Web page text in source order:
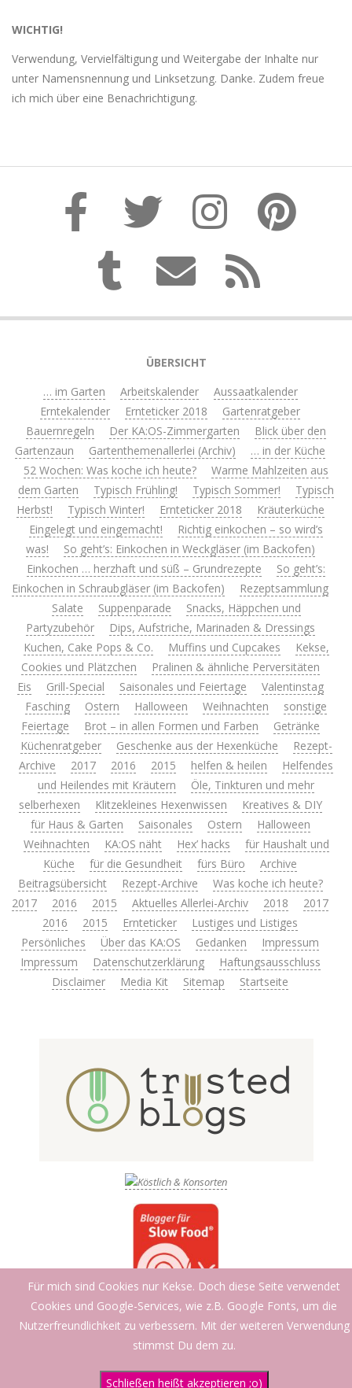
WICHTIG!
Verwendung, Vervielfältigung und Weitergabe der Inhalte nur
unter Namensnennung und Linksetzung. Danke. Zudem freue
ich mich über eine Benachrichtigung.
ÜBERSICHT
… im Garten
Arbeitskalender
Aussaatkalender
Erntekalender
Ernteticker 2018
Gartenratgeber
Bauernregeln
Der KA:OS-Zimmergarten
Blick über den
Gartenzaun
Gartenthemenallerlei (Archiv)
… in der Küche
52 Wochen: Was koche ich heute?
Warme Mahlzeiten aus
dem Garten
Typisch Frühling! Typisch Sommer!
Typisch
Herbst!
Typisch Winter! Ernteticker 2018
Kräuterküche
Eingelegt und eingemacht!
Richtig einkochen – so wird’s
was!
So geht’s: Einkochen in Weckgläser (im Backofen)
Einkochen … herzhaft und süß – Grundrezepte
So geht’s:
Einkochen in Schraubgläser (im Backofen)
Rezeptsammlung
Salate
Suppenparade
Snacks, Häppchen und
Partyzubehör
Dips, Aufstriche, Marinaden & Dressings
Kuchen, Cake Pops & Co.
Muffins und Cupcakes
Kekse,
Cookies und Plätzchen
Pralinen & ähnliche Perversitäten
Eis
Grill-Special Saisonales und Feiertage
Valentinstag
Fasching
Ostern Halloween Weihnachten
sonstige
Feiertage
Brot – in allen Formen und Farben
Getränke
Küchenratgeber
Geschenke aus der Hexenküche
Rezept-
Archive
2017 2016 2015 helfen & heilen
Helfendes
und Heilendes mit Kräutern
Öle, Tinkturen und mehr
selberhexen
Klitzekleines Hexenwissen
Kreatives & DIY
für Haus & Garten
Saisonales Ostern
Halloween
Weihnachten
KA:OS näht Hex’ hacks
für Haushalt und
Küche
für die Gesundheit fürs Büro
Archive
Beitragsübersicht
Rezept-Archive
Was koche ich heute?
2017
2016 2015 Aktuelles Allerlei-Archiv 2018
2017
2016
2015 Ernteticker
Lustiges und Listiges
Persönliches
Über das KA:OS Gedanken
Impressum
Impressum
Datenschutzerklärung
Haftungsausschluss
Disclaimer
Media Kit Sitemap Startseite
Für mich sind Cookies nur Kekse. Doch diese Seite verwendet
Cookies und Google-Services, wie z.B. Google Fonts, um die
Nutzerfreundlichkeit zu verbessern. Mit der weiteren Verwendung
stimmst Du dem zu.
Schließen heißt akzeptieren ;o)